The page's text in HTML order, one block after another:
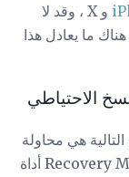
و X ، وقد لا
هناك ما يعادل هذا
الاحتياطي
هي محاولة
. يعتبر Recovery Mode أداة